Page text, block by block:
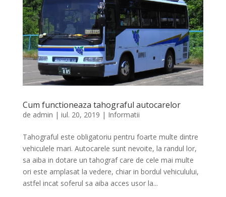
Cum functioneaza tahograful autocarelor
de admin | iul. 20, 2019 | Informatii
Tahograful este obligatoriu pentru foarte multe dintre
vehiculele mari. Autocarele sunt nevoite, la randul lor,
sa aiba in dotare un tahograf care de cele mai multe
ori este amplasat la vedere, chiar in bordul vehiculului,
astfel incat soferul sa aiba acces usor la...